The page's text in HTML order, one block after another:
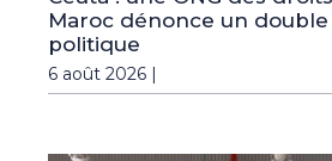
Maroc dénonce un
politique
6 août 2026 |